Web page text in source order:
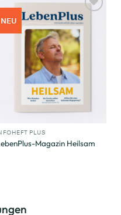
NEU
Zum
Merkzettel
hinzufügen
PLUS
Magazin Heilsam